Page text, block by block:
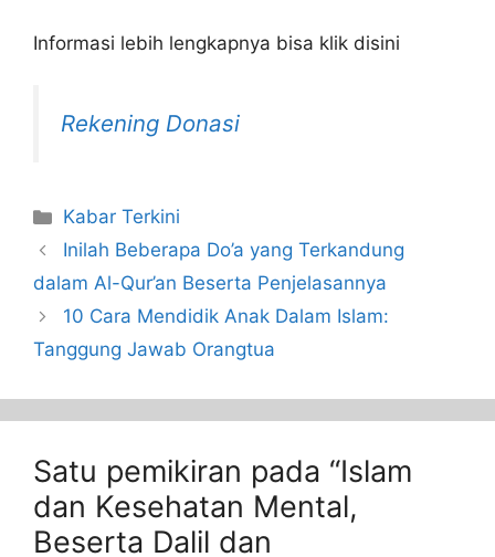
Informasi lebih lengkapnya bisa klik disini
Rekening Donasi
Kabar Terkini
Inilah Beberapa Do’a yang Terkandung
dalam Al-Qur’an Beserta Penjelasannya
10 Cara Mendidik Anak Dalam Islam:
Tanggung Jawab Orangtua
Satu pemikiran pada “Islam
dan Kesehatan Mental,
Beserta Dalil dan